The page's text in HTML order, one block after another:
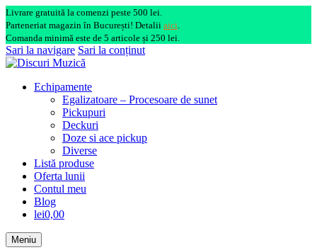
Livrare gratuită la comenzi peste 500 lei.
Parteneriat magazin în București! Detalii aici.
Comanda minimă este de 5 articole și 250 lei.
Sari la navigare Sari la conținut
Echipamente
Egalizatoare – Procesoare de sunet
Pickupuri
Deckuri
Doze si ace pickup
Diverse
Listă produse
Oferta lunii
Contul meu
Blog
lei0,00
Meniu